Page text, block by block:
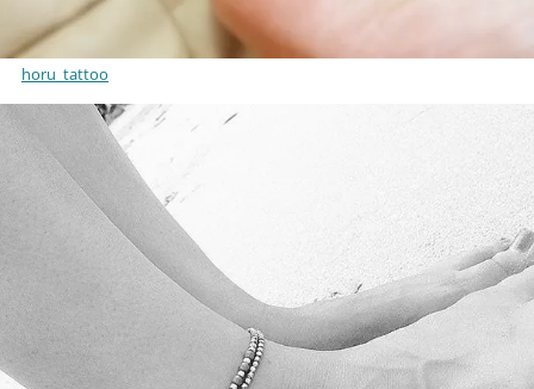
horu_tattoo